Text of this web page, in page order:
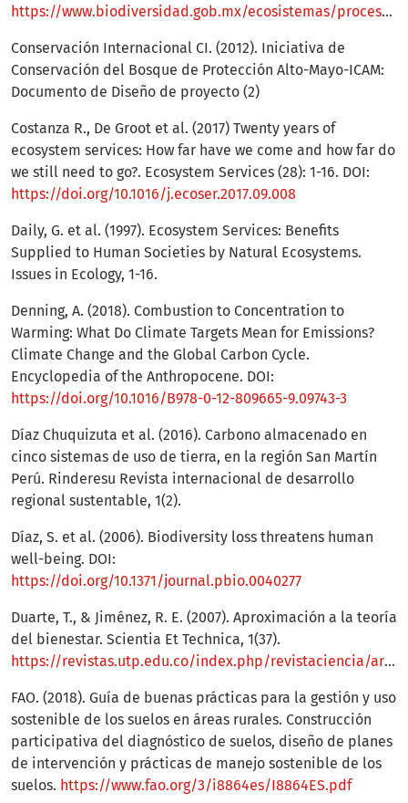
https://www.biodiversidad.gob.mx/ecosistemas/procesose
Conservación Internacional CI. (2012). Iniciativa de
Conservación del Bosque de Protección Alto-Mayo-ICAM:
Documento de Diseño de proyecto (2)
Costanza R., De Groot et al. (2017) Twenty years of
ecosystem services: How far have we come and how far do
we still need to go?. Ecosystem Services (28): 1-16. DOI:
https://doi.org/10.1016/j.ecoser.2017.09.008
Daily, G. et al. (1997). Ecosystem Services: Benefits
Supplied to Human Societies by Natural Ecosystems.
Issues in Ecology, 1-16.
Denning, A. (2018). Combustion to Concentration to
Warming: What Do Climate Targets Mean for Emissions?
Climate Change and the Global Carbon Cycle.
Encyclopedia of the Anthropocene. DOI:
https://doi.org/10.1016/B978-0-12-809665-9.09743-3
Díaz Chuquizuta et al. (2016). Carbono almacenado en
cinco sistemas de uso de tierra, en la región San Martín
Perú. Rinderesu Revista internacional de desarrollo
regional sustentable, 1(2).
Díaz, S. et al. (2006). Biodiversity loss threatens human
well-being. DOI:
https://doi.org/10.1371/journal.pbio.0040277
Duarte, T., & Jiménez, R. E. (2007). Aproximación a la teoría
del bienestar. Scientia Et Technica, 1(37).
https://revistas.utp.edu.co/index.php/revistaciencia/article/view/4107
FAO. (2018). Guía de buenas prácticas para la gestión y uso
sostenible de los suelos en áreas rurales. Construcción
participativa del diagnóstico de suelos, diseño de planes
de intervención y prácticas de manejo sostenible de los
suelos. https://www.fao.org/3/i8864es/I8864ES.pdf